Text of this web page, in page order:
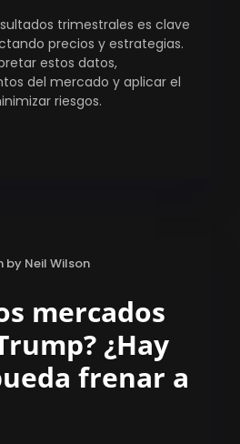
trimestrales es clave
precios y estrategias.
estos datos,
del mercado y aplicar el
riesgos.
by Neil Wilson
mercados
¿Hay
frenar a